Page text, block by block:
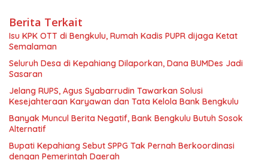
Berita Terkait
Isu KPK OTT di Bengkulu, Rumah Kadis PUPR dijaga Ketat
Semalaman
Seluruh Desa di Kepahiang Dilaporkan, Dana BUMDes Jadi
Sasaran
Jelang RUPS, Agus Syabarrudin Tawarkan Solusi
Kesejahteraan Karyawan dan Tata Kelola Bank Bengkulu
Banyak Muncul Berita Negatif, Bank Bengkulu Butuh Sosok
Alternatif
Bupati Kepahiang Sebut SPPG Tak Pernah Berkoordinasi
dengan Pemerintah Daerah